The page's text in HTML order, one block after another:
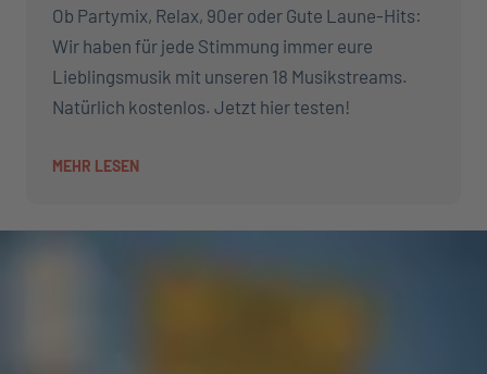
Ob Partymix, Relax, 90er oder Gute Laune-Hits:
Wir haben für jede Stimmung immer eure
Lieblingsmusik mit unseren 18 Musikstreams.
Natürlich kostenlos. Jetzt hier testen!
MEHR LESEN